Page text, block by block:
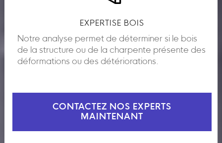
EXPERTISE BOIS
Notre analyse permet de déterminer si le bois
de la structure ou de la charpente présente des
déformations ou des détériorations.
CONTACTEZ NOS EXPERTS
MAINTENANT